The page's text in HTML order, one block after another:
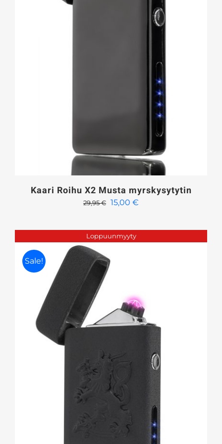
Kaari Roihu X2 Musta myrskysytytin
29,95€ Alkuperäinen
oli:
29,95 €.
15,00 €
on:
15,00 €.
Loppuunmyyty
Sale!